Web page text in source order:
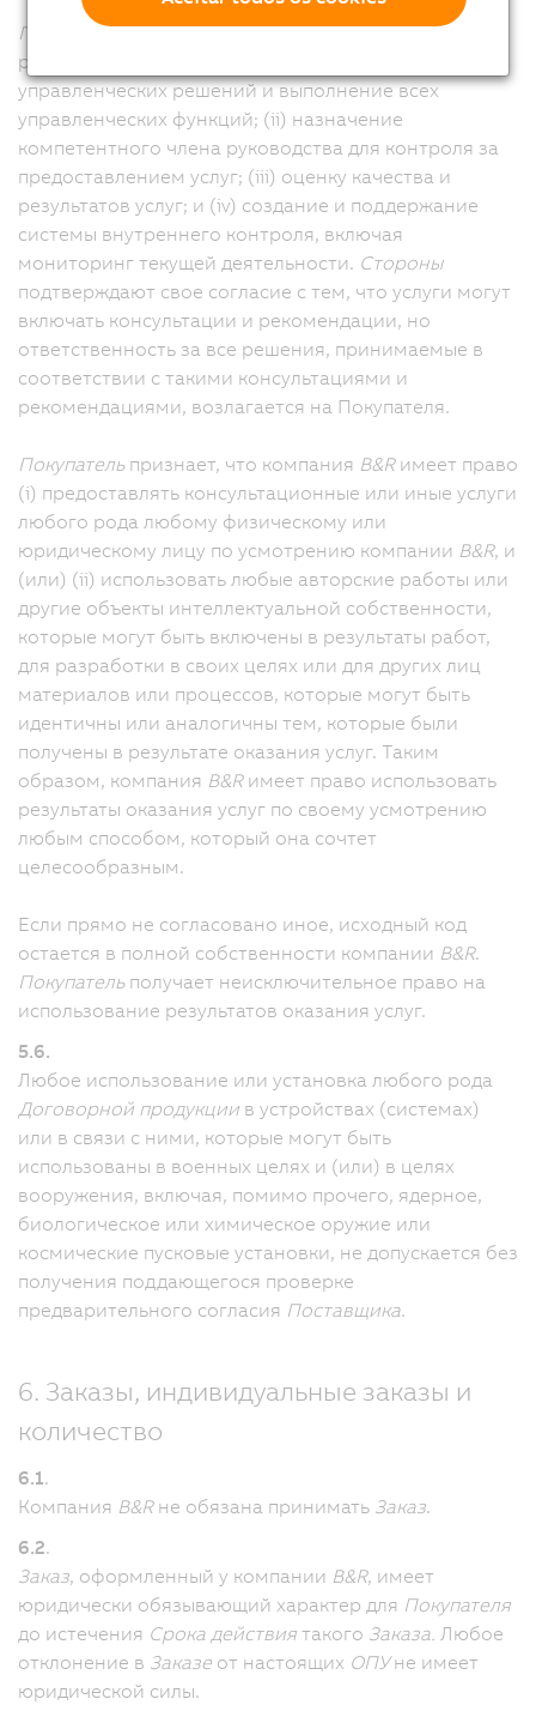
Покупательнесет единоличную ответственность за
реализацию следующих мер: (i) принятие всех
управленческих решений и выполнение всех
управленческих функций; (ii) назначение
компетентного члена руководства для контроля за
предоставлением услуг; (iii) оценку качества и
результатов услуг; и (iv) создание и поддержание
системы внутреннего контроля, включая
мониторинг текущей деятельности. Стороны
подтверждают свое согласие с тем, что услуги могут
включать консультации и рекомендации, но
ответственность за все решения, принимаемые в
соответствии с такими консультациями и
рекомендациями, возлагается на Покупателя.
Покупательпризнает, что компания B&Rимеет право
(i) предоставлять консультационные или иные услуги
любого рода любому физическому или
юридическому лицу по усмотрению компании B&R, и
(или) (ii) использовать любые авторские работы или
другие объекты интеллектуальной собственности,
которые могут быть включены в результаты работ,
для разработки в своих целях или для других лиц
материалов или процессов, которые могут быть
идентичны или аналогичны тем, которые были
получены в результате оказания услуг. Таким
образом, компания B&Rимеет право использовать
результаты оказания услуг по своему усмотрению
любым способом, который она сочтет
целесообразным.
Если прямо не согласовано иное, исходный код
остается в полной собственности компании B&R.
Покупательполучает неисключительное право на
использование результатов оказания услуг.
5.6.
Любое использование или установка любого рода
Договорной продукции в устройствах (системах)
или в связи с ними, которые могут быть
использованы в военных целях и (или) в целях
вооружения, включая, помимо прочего, ядерное,
биологическое или химическое оружие или
космические пусковые установки, не допускается без
получения поддающегося проверке
предварительного согласия Поставщика.
6. Заказы, индивидуальные заказы и
количество
6.1.
Компания B&Rне обязана принимать Заказ.
6.2.
Заказ, оформленный у компании B&R, имеет
юридически обязывающий характер для Покупателя
до истечения Срока действия такого Заказа. Любое
отклонение в Заказе от настоящих ОПУне имеет
юридической силы.